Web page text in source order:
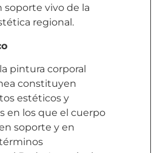
soporte vivo de la
regional.
pintura corporal
constituyen
estéticos y
en los que el cuerpo
soporte y en